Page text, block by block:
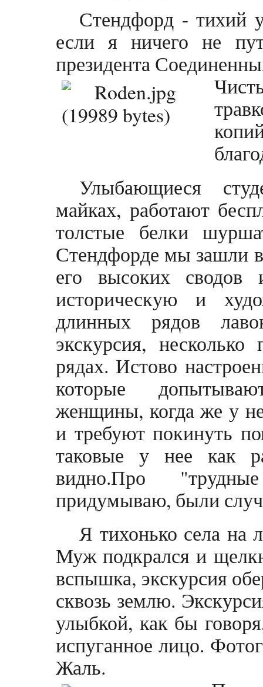
Стендфорд - тихий
если я ничего не
президента
Улыбающиеся
майках, работают
толстые белки
Стендфорде мы зашли в
его высоких сводов
историческую и
длинных рядов
экскурсия,
рядах. Истово
которые
женщины, когда же у
и требуют покинуть
таковые у нее как
видно.Про
придумываю, были
Я тихонько села на
Муж подкрался и
вспышка, экскурсия
сквозь землю.
улыбкой, как бы
испуганное лицо.
Жаль.